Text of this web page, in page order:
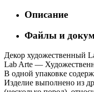
Описание
Файлы и
Декор художественный
Lab Arte —
В одной упаковке
Изделие выполнено из